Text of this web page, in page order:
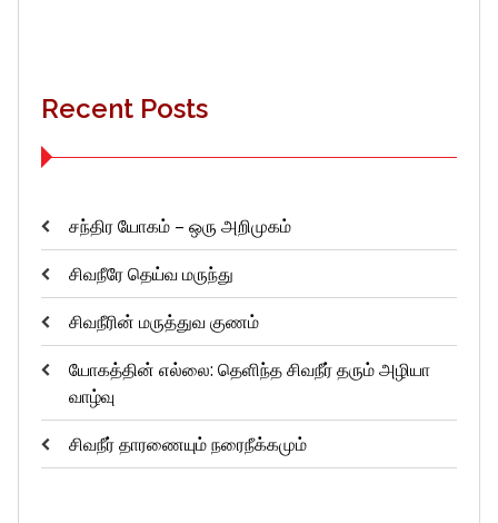
Recent Posts
சந்திர யோகம் – ஒரு அறிமுகம்
சிவநீரே தெய்வ மருந்து
சிவநீரின் மருத்துவ குணம்
யோகத்தின் எல்லை: தெளிந்த சிவநீர் தரும் அழியா
வாழ்வு
சிவநீர் தாரணையும் நரைநீக்கமும்